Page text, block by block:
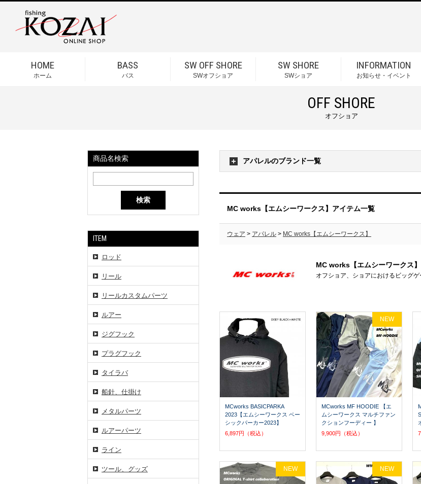
HOME
ホーム
BASS
バス
SW OFF SHORE
SWオフショア
SW SHORE
SWショア
INFORMATION
お知らせ・イベント
OFF SHORE
オフショア
商品名検索
検索
ITEM
ロッド
リール
リールカスタムパーツ
ルアー
ジグフック
プラグフック
タイラバ
船針、仕掛け
メタルパーツ
ルアーパーツ
ライン
ツール、グッズ
アパレルのブランド一覧
MC works【エムシーワークス】アイテム一覧
ウェア > アパレル > MC works【エムシーワークス】
MC works【エムシーワークス】
オフショア、ショアにおけるビッグ
MCworks BASICPARKA
2023【エムシーワークス ベー
シックパーカー2023】
6,897円（税込）
MCworks MF HOODIE 【エ
ムシーワークス マルチファン
クションフーディー 】
9,900円（税込）
NEW
NEW NEW